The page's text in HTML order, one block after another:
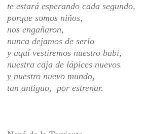
te estará esperando cada segundo,
porque somos niños,
nos engañaron,
nunca dejamos de serlo
y aquí vestiremos nuestro babi,
nuestra caja de lápices nuevos
y nuestro nuevo mundo,
tan antiguo, por estrenar.